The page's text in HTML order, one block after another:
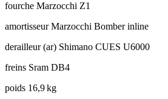
fourche Marzocchi Z1
amortisseur Marzocchi Bomber inline
derailleur (ar) Shimano CUES U6000
freins Sram DB4
poids 16,9 kg